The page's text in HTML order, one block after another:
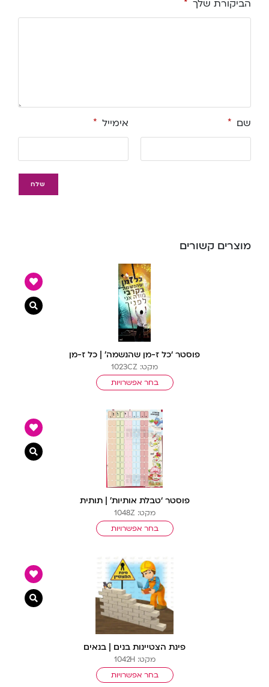
הביקורת שלך
שם * אימייל *
מוצרים קשורים
פוסטר ‘כל ז-מן שהנשמה’ | כל ז-מן
מקט: 1023CZ
בחר אפשרויות
צפייה
פוסטר ‘טבלת אותיות’ | תותית
מקט: 1048Z
בחר אפשרויות
צפייה
פינת הצטיינות בנים | בנאים
מקט: 1042H
בחר אפשרויות
צפייה